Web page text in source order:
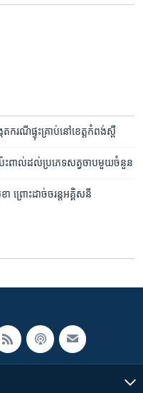
ត​ករណី​ផ្ទុះ​គ្រាប់​នៅ​ខេត្ត​កំពង់ស្ពឺ
ះពាល់​ដល់​ប្រភេទ​សត្វ​​ចាប​មួយ​ចំនួន
រោះ​ដាច់​ចរន្ត​អគ្គិសនី​